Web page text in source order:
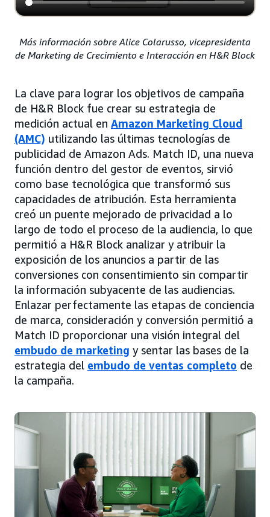
Más información sobre Alice Colarusso, vicepresidenta
de Marketing de Crecimiento e Interacción en H&R Block
La clave para lograr los objetivos de campaña
de H&R Block fue crear su estrategia de
medición actual en Amazon Marketing Cloud
(AMC) utilizando las últimas tecnologías de
publicidad de Amazon Ads. Match ID, una nueva
función dentro del gestor de eventos, sirvió
como base tecnológica que transformó sus
capacidades de atribución. Esta herramienta
creó un puente mejorado de privacidad a lo
largo de todo el proceso de la audiencia, lo que
permitió a H&R Block analizar y atribuir la
exposición de los anuncios a partir de las
conversiones con consentimiento sin compartir
la información subyacente de las audiencias.
Enlazar perfectamente las etapas de conciencia
de marca, consideración y conversión permitió a
Match ID proporcionar una visión integral del
embudo de marketing y sentar las bases de la
estrategia del embudo de ventas completo de
la campaña.